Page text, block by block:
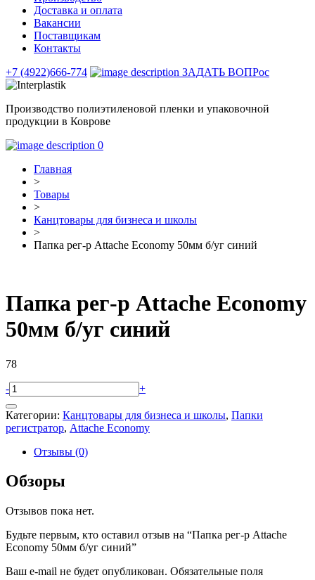
Доставка и оплата
Вакансии
Поставщикам
Контакты
+7 (4922)666-774
ЗАДАТЬ ВОПРос
Производство полиэтиленовой пленки и упаковочной
продукции в Коврове
0
Главная
>
Товары
>
Канцтовары для бизнеса и школы
>
Папка рег-р Attache Economy 50мм б/уг синий
Папка рег-р Attache Economy
50мм б/уг синий
78
- +
Категории: Канцтовары для бизнеса и школы, Папки
регистратор, Attache Economy
Отзывы (0)
Обзоры
Отзывов пока нет.
Будьте первым, кто оставил отзыв на “Папка рег-р Attache
Economy 50мм б/уг синий”
Ваш e-mail не будет опубликован. Обязательные поля